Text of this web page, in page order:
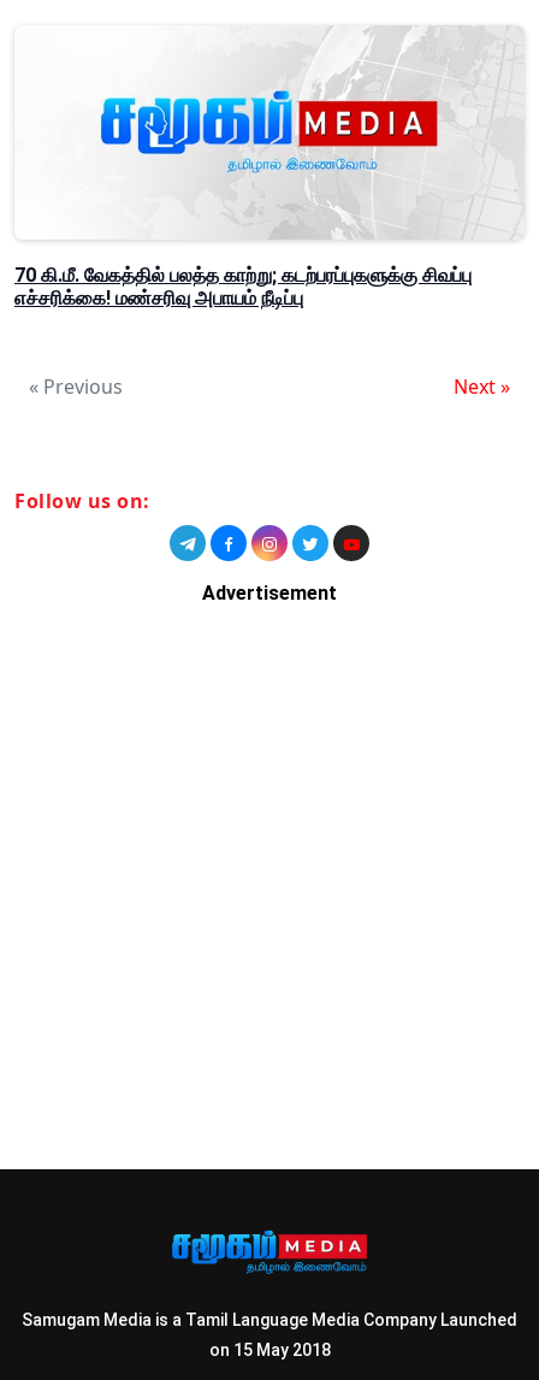
70 கி.மீ. வேகத்தில் பலத்த காற்று; கடற்பரப்புகளுக்கு சிவப்பு
எச்சரிக்கை! மண்சரிவு அபாயம் நீடிப்பு
« Previous Next »
Follow us on:
Advertisement
Samugam Media is a Tamil Language Media Company Launched
on 15 May 2018